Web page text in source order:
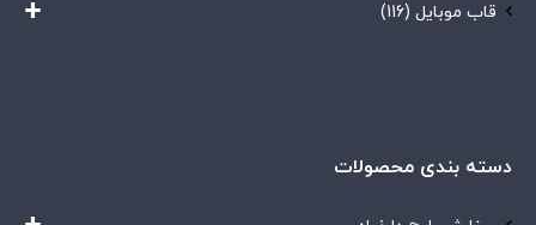
قاب موبایل (116)
دسته بندی محصولات